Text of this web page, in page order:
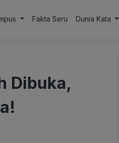
Fakta Seru Dunia Kata
Dibuka,